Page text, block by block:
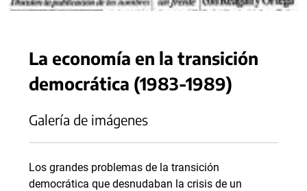
La economía en la transición
democrática (1983-1989)
Galería de imágenes
Los grandes problemas de la transición
democrática que desnudaban la crisis de un